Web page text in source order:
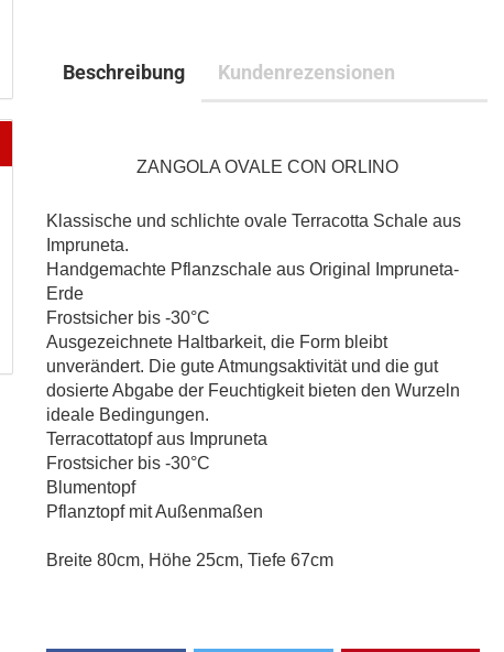
Beschreibung Kundenrezensionen
ZANGOLA OVALE CON ORLINO
Klassische und schlichte ovale Terracotta Schale aus
Impruneta.
Handgemachte Pflanzschale aus Original Impruneta-
Erde
Frostsicher bis -30°C
Ausgezeichnete Haltbarkeit, die Form bleibt
unverändert. Die gute Atmungsaktivität und die gut
dosierte Abgabe der Feuchtigkeit bieten den Wurzeln
ideale Bedingungen.
Terracottatopf aus Impruneta
Frostsicher bis -30°C
Blumentopf
Pflanztopf mit Außenmaßen
Breite 80cm, Höhe 25cm, Tiefe 67cm